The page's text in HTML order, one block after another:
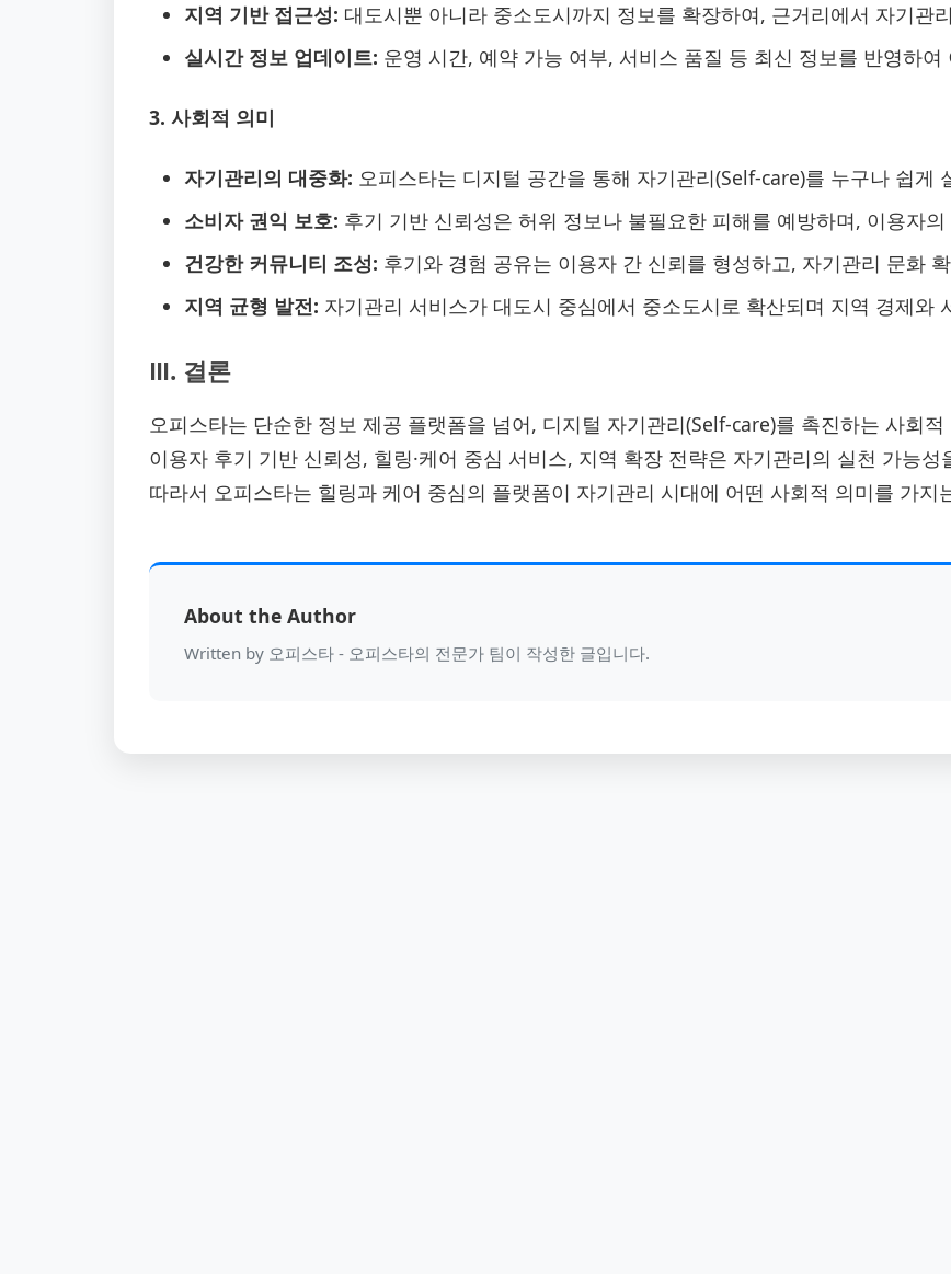
지역 기반 접근성: 대도시뿐 아니라 중소도시까지 정보를 확장하여, 근거리에서 자기관
실시간 정보 업데이트: 운영 시간, 예약 가능 여부, 서비스 품질 등 최신 정보를 반영하
3. 사회적 의미
자기관리의 대중화: 오피스타는 디지털 공간을 통해 자기관리(Self-care)를 누구나 쉽게
소비자 권익 보호: 후기 기반 신뢰성은 허위 정보나 불필요한 피해를 예방하며, 이용자
건강한 커뮤니티 조성: 후기와 경험 공유는 이용자 간 신뢰를 형성하고, 자기관리 문화
지역 균형 발전: 자기관리 서비스가 대도시 중심에서 중소도시로 확산되며 지역 경제와
Ⅲ. 결론
오피스타는 단순한 정보 제공 플랫폼을 넘어, 디지털 자기관리(Self-care)를 촉진하는 사회
이용자 후기 기반 신뢰성, 힐링·케어 중심 서비스, 지역 확장 전략은 자기관리의 실천 가능
따라서 오피스타는 힐링과 케어 중심의 플랫폼이 자기관리 시대에 어떤 사회적 의미를 가
About the Author
Written by 오피스타 - 오피스타의 전문가 팀이 작성한 글입니다.